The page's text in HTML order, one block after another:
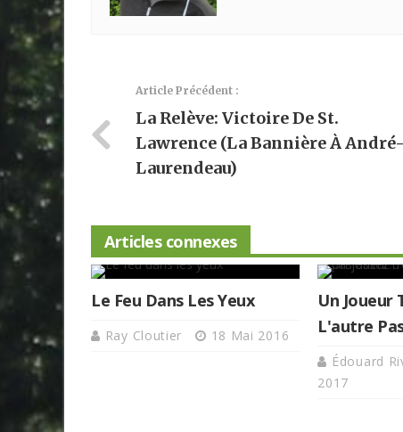
Article Précédent :
La Relève: Victoire De St.
Lawrence (la Bannière À André-
Laurendeau)
Articles connexes
Le Feu Dans Les Yeux
Ray Cloutier 18 Mai 2016
Un Joueur
L'autre
Édouard
2017